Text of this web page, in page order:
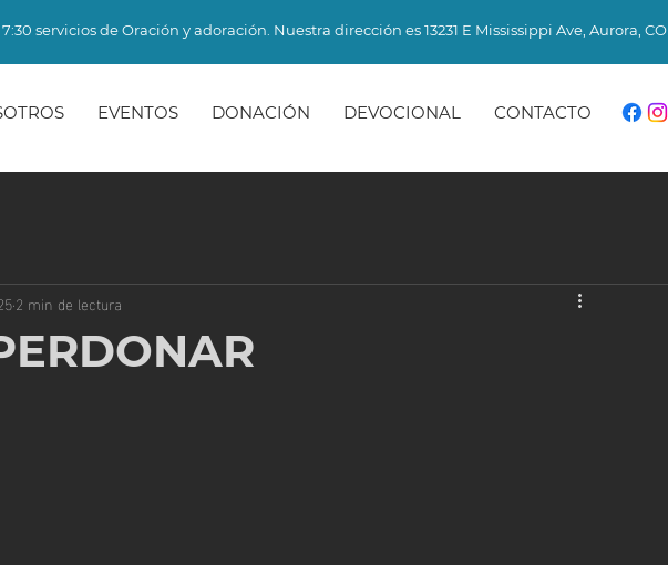
servicios de Oración y adoración. Nuestra dirección es 13231 E Mississippi Ave, Aurora, CO​
EVENTOS DONACIÓN DEVOCIONAL CONTACTO
2 min de lectura